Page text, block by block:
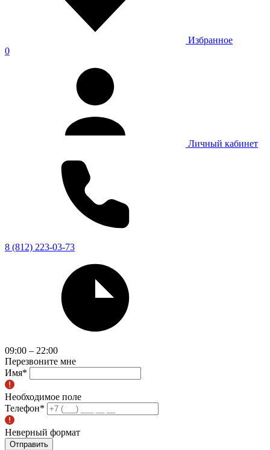
Избранное
0
Личный кабинет
8 (812) 223-03-73
09:00 – 22:00
Перезвоните мне
Имя*
Необходимое поле
Телефон*
Неверный формат
Отправить